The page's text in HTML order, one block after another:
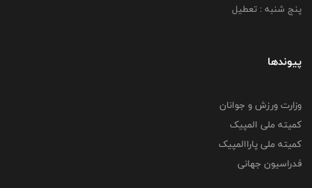
پنج شنبه : تعطیل
پیوندها
وزارت ورزش و جوانان
کمیته ملی المپیک
کمیته ملی پاراالمپیک
فدراسیون جهانی